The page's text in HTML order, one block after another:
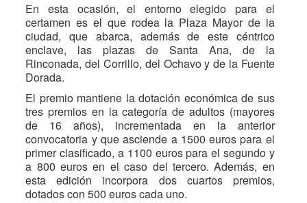
En esta ocasión, el entorno elegido para el
certamen es el que rodea la Plaza Mayor de la
ciudad, que abarca, además de este céntrico
enclave, las plazas de Santa Ana, de la
Rinconada, del Corrillo, del Ochavo y de la Fuente
Dorada.
El premio mantiene la dotación económica de sus
tres premios en la categoría de adultos (mayores
de 16 años), incrementada en la anterior
convocatoria y que asciende a 1500 euros para el
primer clasificado, a 1100 euros para el segundo y
a 800 euros en el caso del tercero. Además, en
esta edición incorpora dos cuartos premios,
dotados con 500 euros cada uno.